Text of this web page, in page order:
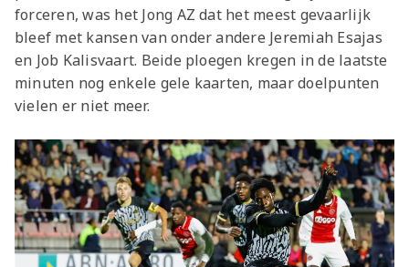
forceren, was het Jong AZ dat het meest gevaarlijk
bleef met kansen van onder andere Jeremiah Esajas
en Job Kalisvaart. Beide ploegen kregen in de laatste
minuten nog enkele gele kaarten, maar doelpunten
vielen er niet meer.